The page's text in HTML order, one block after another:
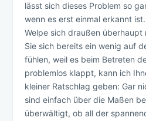
lässt sich dieses Problem so
wenn es erst einmal erkannt
Welpe sich draußen überhaupt
Sie sich bereits ein wenig auf
fühlen, weil es beim Betreten
problemlos klappt, kann ich
kleiner Ratschlag geben: Gar
sind einfach über die Maßen
überwältigt, ob all der